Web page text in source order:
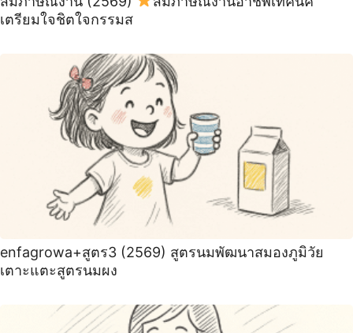
เตรียมใจชิตใจกรรมส
enfagrowa+สูตร3 (2569) สูตรนมพัฒนาสมองภูมิวัย
เตาะแตะสูตรนมผง